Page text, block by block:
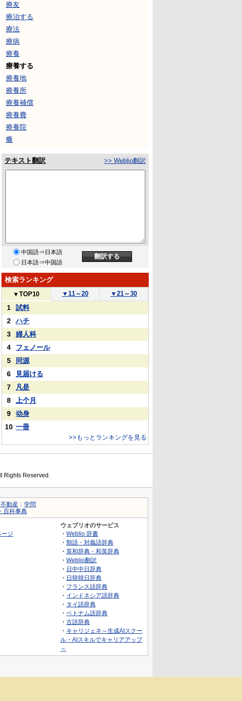
療友
療治する
療法
療病
療養
療養する
療養地
療養所
療養補償
療養費
療養院
癃
テキスト翻訳 >> Weblio翻訳
中国語⇒日本語
日本語⇒中国語
検索ランキング
▼ TOP10 ▼ 11～20 ▼ 21～30
1
試料
2
ハチ
3
婦人科
4
フェノール
5
同源
6
見届ける
7
凡是
8
上个月
9
动身
10 一冊
>>もっとランキングを見る
Rights Reserved.
動産
学問
百科事典
ージ
ウェブリオのサービス
・ Weblio 辞書
・ 類語・対義語辞典
・ 英和辞典・和英辞典
・ Weblio翻訳
・ 日中中日辞典
・ 日韓韓日辞典
・ フランス語辞典
・ インドネシア語辞典
・ タイ語辞典
・ ベトナム語辞典
・ 古語辞典
・ キャリジェネ～生成AIスクー
ル・AIスキルでキャリアアップ
～